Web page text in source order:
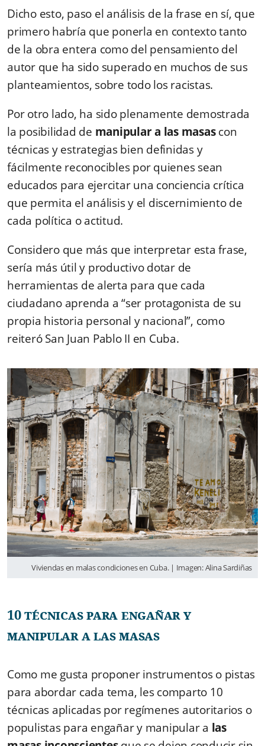
Dicho esto, paso el análisis de la frase en sí, que
primero habría que ponerla en contexto tanto
de la obra entera como del pensamiento del
autor que ha sido superado en muchos de sus
planteamientos, sobre todo los racistas.
Por otro lado, ha sido plenamente demostrada
la posibilidad de manipular a las masascon
técnicas y estrategias bien definidas y
fácilmente reconocibles por quienes sean
educados para ejercitar una conciencia crítica
que permita el análisis y el discernimiento de
cada política o actitud.
Considero que más que interpretar esta frase,
sería más útil y productivo dotar de
herramientas de alerta para que cada
ciudadano aprenda a “ser protagonista de su
propia historia personal y nacional”, como
reiteró San Juan Pablo II en Cuba.
Viviendas en malas condiciones en Cuba. | Imagen: Alina Sardiñas
10 técnicas para engañar y
manipular a las masas
Como me gusta proponer instrumentos o pistas
para abordar cada tema, les comparto 10
técnicas aplicadas por regímenes autoritarios o
populistas para engañar y manipular a las